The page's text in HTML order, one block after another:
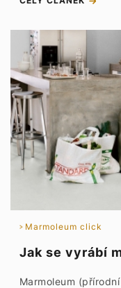
Marmoleum click
Jak se vyrábí
Marmoleum